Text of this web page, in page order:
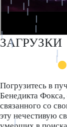
ЗАГРУЗКИ
Погрузитесь в
Бенедикта Фокса,
связанного со
эту нечестивую